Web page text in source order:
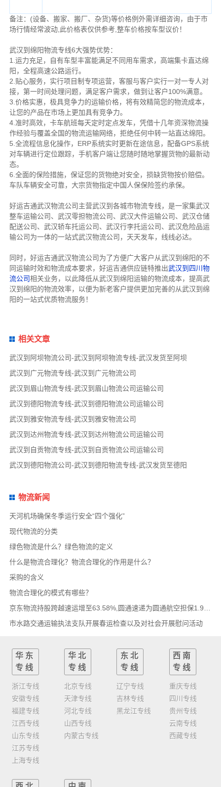
备注：(设备、搬家、搬厂、杂货)等价格例外需详细咨询，由于市
场行情经常波动,此价格表仅供参考,整车价格按车型议价！
武汉到绵阳物流专线6大强势优势：
1.运力充足，自有车型丰富能满足不同用车需求，高端集卡直达绵
阳，全程高速公路运行。
2.贴心服务，实行项目制专项运营，客服与客户实行一对一专人对
接，第一时间处理问题，满足客户需求，做到让客户100%满意。
3.价格实惠，极具竞争力的运输价格，将有效精简您的物流成本，
让您的产品在市场上更加具有竞争力。
4.准时高效，卡车航班每天定时定点发车，凭借十几年资深物流操
作经验与覆盖全国的物流运输网络，拒绝任何中转一站直达绵阳。
5.全流程信息化操作，ERP系统实时更新在途信息，配备GPS系统
对车辆进行定位跟踪，手机客户端让您随时随地掌握货物的最新动
态。
6.全面的保险措施，保证您的货物绝对安全，损缺货物按价赔偿。
车队车辆安全可靠，大宗货物指定中国人保保险签约承保。
好运吉通武汉物流公司主营武汉到各城市物流专线，是一家集武汉
整车运输公司、武汉零担物流公司、武汉大件运输公司、武汉仓储
配送公司、武汉轿车托运公司、武汉行李托运公司、武汉危险品运
输公司为一体的一站式武汉物流公司，天天发车，线线必达。
同时，好运吉通武汉物流公司为了方便广大客户从武汉到绵阳的不
同运输时效和物流成本要求，好运吉通供应链特推出武汉到四川物
流公司相关业务，以此降低从武汉到绵阳运输的物流成本，提高武
汉到绵阳的物流效率，以便为新老客户提供更加完善的从武汉到绵
阳的一站式优质物流服务！
相关文章
武汉到阿坝物流公司-武汉到阿坝物流专线-武汉发货至阿坝
武汉到广元物流专线-武汉到广元物流公司
武汉到眉山物流专线-武汉到眉山物流公司运输公司
武汉到德阳物流专线-武汉到德阳物流公司运输公司
武汉到雅安物流专线-武汉到雅安物流公司
武汉到达州物流专线-武汉到达州物流公司运输公司
武汉到自贡物流专线-武汉到自贡物流公司运输公司
武汉到德阳物流公司-武汉到德阳物流专线-武汉发货至德阳
物流新闻
天河机场确保冬季运行安全“四个强化”
现代物流的分类
绿色物流是什么？绿色物流的定义
什么是物流合理化？物流合理化的作用是什么？
采购的含义
物流合理化的模式有哪些？
市水路交通运输执法支队开展春运检查以及对社会开展慰问活动
华东
专线
浙江专线
安徽专线
福建专线
江西专线
山东专线
江苏专线
上海专线
华北
专线
北京专线
天津专线
河北专线
山西专线
内蒙古专线
东北
专线
辽宁专线
吉林专线
黑龙江专线
西南
专线
重庆专线
四川专线
贵州专线
云南专线
西藏专线